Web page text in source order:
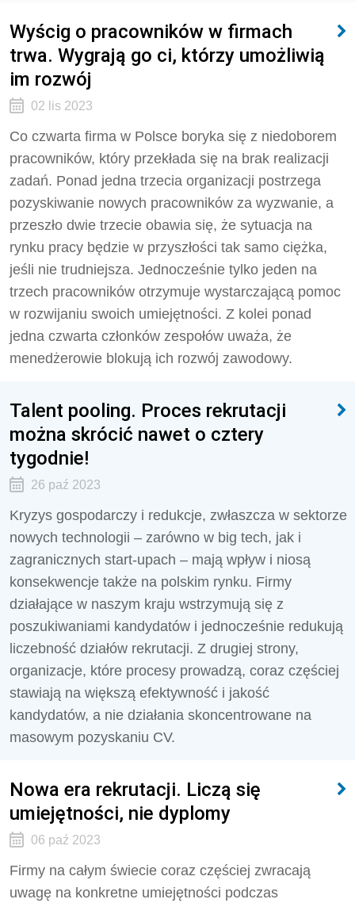
Wyścig o pracowników w firmach
trwa. Wygrają go ci, którzy umożliwią
im rozwój
02 lis 2023
Co czwarta firma w Polsce boryka się z niedoborem
pracowników, który przekłada się na brak realizacji
zadań. Ponad jedna trzecia organizacji postrzega
pozyskiwanie nowych pracowników za wyzwanie, a
przeszło dwie trzecie obawia się, że sytuacja na
rynku pracy będzie w przyszłości tak samo ciężka,
jeśli nie trudniejsza. Jednocześnie tylko jeden na
trzech pracowników otrzymuje wystarczającą pomoc
w rozwijaniu swoich umiejętności. Z kolei ponad
jedna czwarta członków zespołów uważa, że
menedżerowie blokują ich rozwój zawodowy.
Talent pooling. Proces rekrutacji
można skrócić nawet o cztery
tygodnie!
26 paź 2023
Kryzys gospodarczy i redukcje, zwłaszcza w sektorze
nowych technologii – zarówno w big tech, jak i
zagranicznych start-upach – mają wpływ i niosą
konsekwencje także na polskim rynku. Firmy
działające w naszym kraju wstrzymują się z
poszukiwaniami kandydatów i jednocześnie redukują
liczebność działów rekrutacji. Z drugiej strony,
organizacje, które procesy prowadzą, coraz częściej
stawiają na większą efektywność i jakość
kandydatów, a nie działania skoncentrowane na
masowym pozyskaniu CV.
Nowa era rekrutacji. Liczą się
umiejętności, nie dyplomy
06 paź 2023
Firmy na całym świecie coraz częściej zwracają
uwagę na konkretne umiejętności podczas